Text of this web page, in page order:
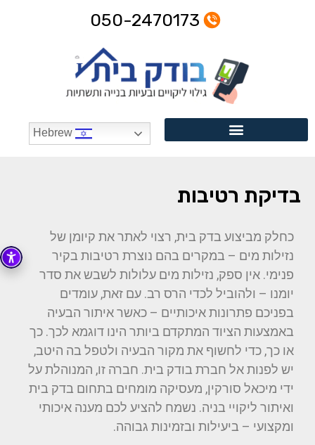
050-2470173
בדיקת רטיבות
כחלק מביצוע בדק בית, רצוי לאתר את קיומן של
נזילות מים – במקרים בהם נוצרת רטיבות בקיר
פנימי. אין ספק, נזילות מים עלולות לשבש את סדר
יומנו – ולהוביל לכדי הרס רב. עם זאת, עומדים
בפניכם פתרונות איכותיים – כאשר איתור הבעיה
באמצעות הציוד המתקדם ביותר הינו דוגמא לכך. כך
או כך, כדי לחשוף את מקור הבעיה ולטפל בה היטב,
יש לפנות אל חברת בודק בית. חברה זו, המנוהלת על
ידי מיכאל סורקין, מעסיקה מומחים בתחום בדק בית
ואיתור ליקויי בניה. נשמח להציע לכם מענה איכותי
ומקצועי – ביעילות ובזמינות גבוהה.